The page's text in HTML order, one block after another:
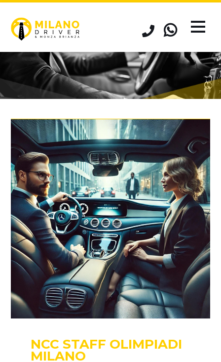
NCC STAFF OLIMPIADI
MILANO